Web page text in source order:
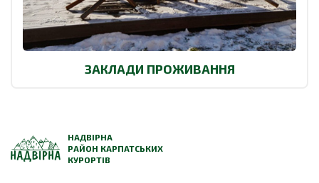
ЗАКЛАДИ ПРОЖИВАННЯ
НАДВІРНА
РАЙОН КАРПАТСЬКИХ
КУРОРТІВ